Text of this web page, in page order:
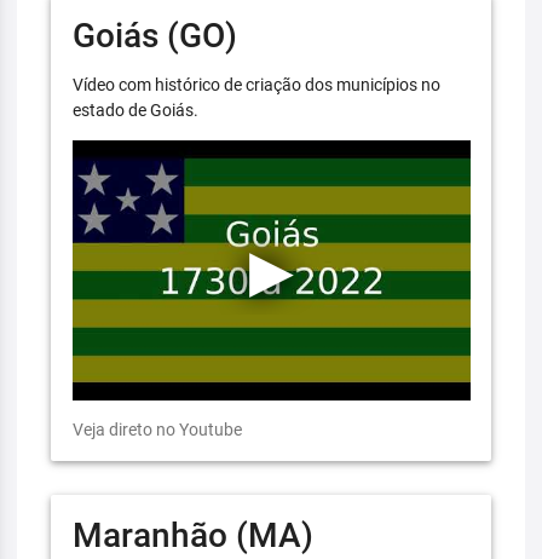
Goiás (GO)
Vídeo com histórico de criação dos municípios no
estado de Goiás.
Veja direto no Youtube
Maranhão (MA)